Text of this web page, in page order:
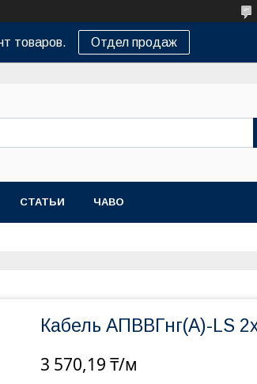
товаров. Отдел продаж
СТАТЬИ ЧАВО
Кабель АПВВГнг(А)-LS
3 570,19 ₸/м